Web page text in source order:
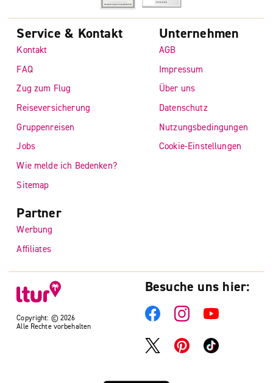
Copyright: © 2026
Alle Rechte vorbehalten
Service & Kontakt
Kontakt
FAQ
Zug zum Flug
Reiseversicherung
Gruppenreisen
Jobs
Wie melde ich Bedenken?
Sitemap
Unternehmen
AGB
Impressum
Über uns
Datenschutz
Nutzungsbedingungen
Cookie-Einstellungen
Partner
Werbung
Affiliates
Besuche uns hier: